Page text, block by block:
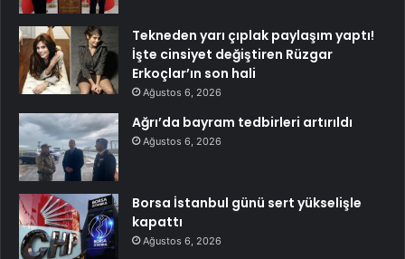
Tekneden yarı çıplak paylaşım yaptı!
İşte cinsiyet değiştiren Rüzgar
Erkoçlar’ın son hali
Ağustos 6, 2026
Ağrı’da bayram tedbirleri artırıldı
Ağustos 6, 2026
Borsa İstanbul günü sert yükselişle
kapattı
Ağustos 6, 2026